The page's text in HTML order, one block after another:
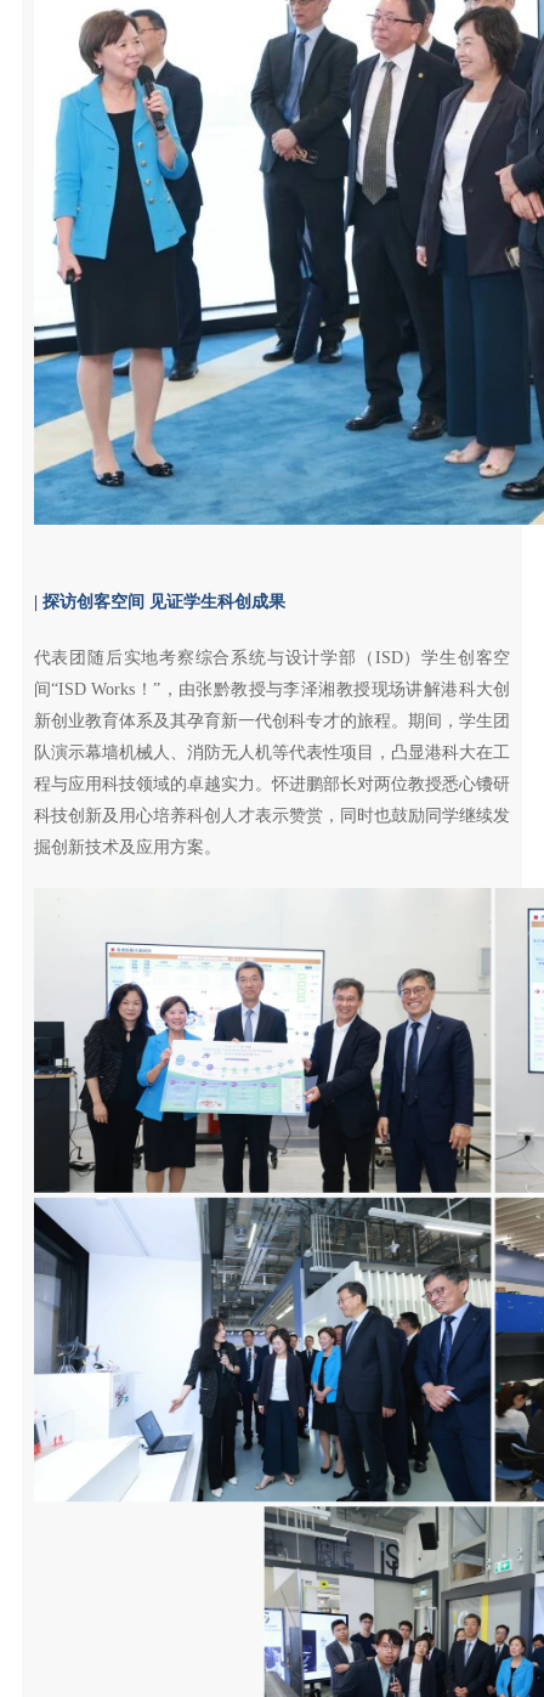
| 探访创客空间 见证学生科创成果
代表团随后实地考察综合系统与设计学部（ISD）学生创客空
间“ISD Works！”，由张黔教授与李泽湘教授现场讲解港科大创
新创业教育体系及其孕育新一代创科专才的旅程。期间，学生团
队演示幕墙机械人、消防无人机等代表性项目，凸显港科大在工
程与应用科技领域的卓越实力。怀进鹏部长对两位教授悉心镄研
科技创新及用心培养科创人才表示赞赏，同时也鼓励同学继续发
掘创新技术及应用方案。